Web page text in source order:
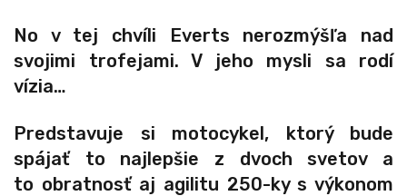
No v tej chvíli Everts nerozmýšľa nad
svojimi trofejami. V jeho mysli sa rodí
vízia…
Predstavuje si motocykel, ktorý bude
spájať to najlepšie z dvoch svetov a
to obratnosť aj agilitu 250-ky s výkonom